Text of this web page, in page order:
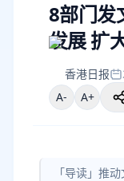
8部门发
发展 扩
香港日报
A-
A+
「导读」推